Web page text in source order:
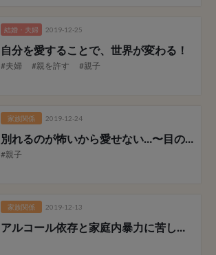
結婚・夫婦 2019-12-25
自分を愛することで、世界が変わる！
#夫婦 #親を許す #親子
家族関係 2019-12-24
別れるのが怖いから愛せない…〜目の前が教えてくれた私の中の男性性の深い愛〜
#親子
家族関係 2019-12-13
アルコール依存と家庭内暴力に苦しんだ家族再生ストーリー